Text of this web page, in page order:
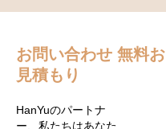
お問い合わせ 無料お
見積もり
HanYuのパートナ
ー、私たちはあなた